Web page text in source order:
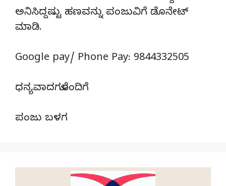
ಅನಿಸಿದ್ದಷ್ಟು ಹಣವನ್ನು ಪಂಜುವಿಗೆ ಡೊನೇಟ್‌
ಮಾಡಿ.
Google pay/ Phone Pay: 9844332505
ಧನ್ಯವಾದಗಳೊಂದಿಗೆ
ಪಂಜು ಬಳಗ